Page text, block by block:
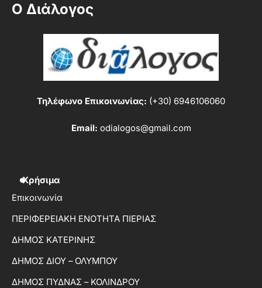
Ο Διάλογος
Τηλέφωνο Επικοινωνίας: (+30) 6946106060
Email: odialogos@gmail.com
Χρήσιμα
Επικοινωνία
ΠΕΡΙΦΕΡΕΙΑΚΗ ΕΝΟΤΗΤΑ ΠΙΕΡΙΑΣ
ΔΗΜΟΣ ΚΑΤΕΡΙΝΗΣ
ΔΗΜΟΣ ΔΙΟΥ – ΟΛΥΜΠΟΥ
ΔΗΜΟΣ ΠΥΔΝΑΣ – ΚΟΛΙΝΔΡΟΥ